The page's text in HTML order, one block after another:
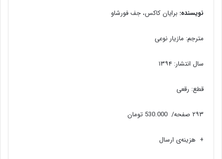
نویسنده: برایان کاکس، جف فورشاو
مترجم: مازیار نوعی
سال انتشار: ۱۳۹۴
قطع: رقعی
۲۹۳ صفحه/ 530.000 تومان
+ هزینه‌ی ارسال